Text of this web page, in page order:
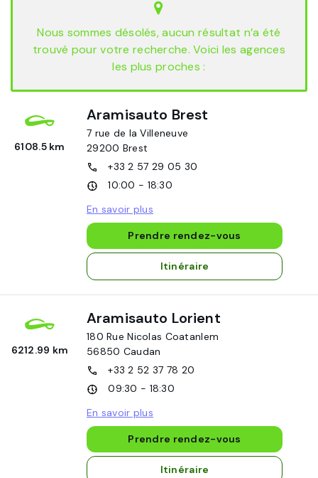
Nous sommes désolés, aucun résultat n’a été
trouvé pour votre recherche. Voici les agences
les plus proches :
6108.5 km
Aramisauto Brest
7 rue de la Villeneuve
29200 Brest
+33 2 57 29 05 30
10:00 - 18:30
En savoir plus
Prendre rendez-vous
Itinéraire
6212.99 km
Aramisauto Lorient
180 Rue Nicolas Coatanlem
56850 Caudan
+33 2 52 37 78 20
09:30 - 18:30
En savoir plus
Prendre rendez-vous
Itinéraire